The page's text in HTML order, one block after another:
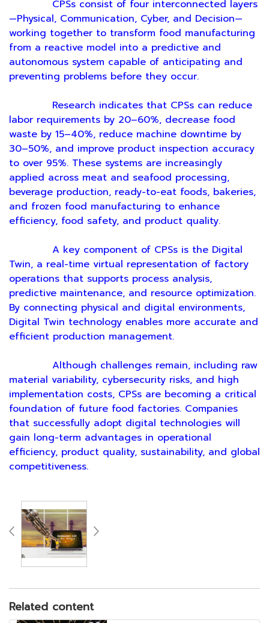
CPSs consist of four interconnected layers
—Physical, Communication, Cyber, and Decision—
working together to transform food manufacturing
from a reactive model into a predictive and
autonomous system capable of anticipating and
preventing problems before they occur.
Research indicates that CPSs can reduce
labor requirements by 20–60%, decrease food
waste by 15–40%, reduce machine downtime by
30–50%, and improve product inspection accuracy
to over 95%. These systems are increasingly
applied across meat and seafood processing,
beverage production, ready-to-eat foods, bakeries,
and frozen food manufacturing to enhance
efficiency, food safety, and product quality.
A key component of CPSs is the Digital
Twin, a real-time virtual representation of factory
operations that supports process analysis,
predictive maintenance, and resource optimization.
By connecting physical and digital environments,
Digital Twin technology enables more accurate and
efficient production management.
Although challenges remain, including raw
material variability, cybersecurity risks, and high
implementation costs, CPSs are becoming a critical
foundation of future food factories. Companies
that successfully adopt digital technologies will
gain long-term advantages in operational
efficiency, product quality, sustainability, and global
competitiveness.
Related content